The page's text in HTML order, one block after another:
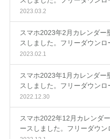
2023.03.2
スマホ2023年2月カレンダー
スしました。フリーダウンロ
2023.02.1
スマホ2023年1月カレンダー
スしました。フリーダウンロ
2022.12.30
スマホ2022年12月カレンダ
ースしました。フリーダウン